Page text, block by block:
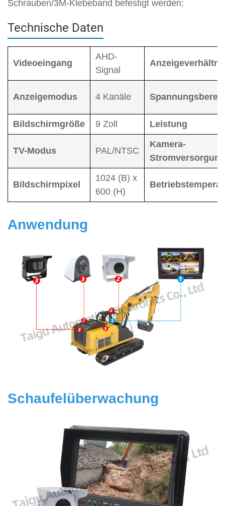
Schrauben/3M-Klebeband befestigt werden;
Technische Daten
Videoeingang
AHD-
Signal
Anzeigemodus 4 Kanäle
Bildschirmgröße 9 Zoll Leistung
TV-Modus PAL/NTSC
Kamera-
Stromversorgung
Bildschirmpixel
1024 (B) x
600 (H)
Anwendung
Schaufelüberwachung